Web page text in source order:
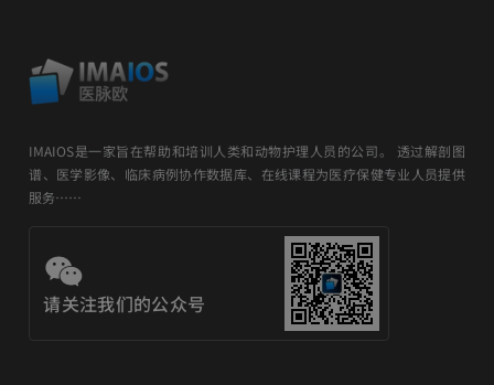
IMAIOS是一家旨在帮助和培训人类和动物护理人员的公司。 透过解剖图
谱、医学影像、临床病例协作数据库、在线课程为医疗保健专业人员提供
服务……
请关注我们的公众号